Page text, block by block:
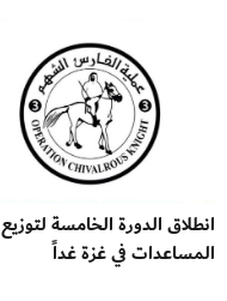
انطلاق الدورة الخامسة لتوزيع
المساعدات في غزة غداً